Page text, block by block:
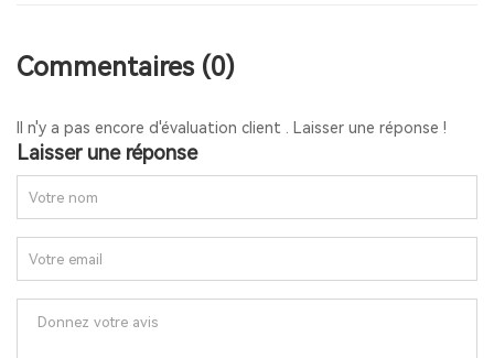
Commentaires (0)
Il n'y a pas encore d'évaluation client . Laisser une réponse !
Laisser une réponse